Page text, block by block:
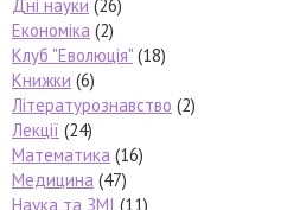
Дні науки (26)
Економіка (2)
Клуб "Еволюція" (18)
Книжки (6)
Літературознавство (2)
Лекції (24)
Математика (16)
Медицина (47)
Наука та ЗМІ (11)